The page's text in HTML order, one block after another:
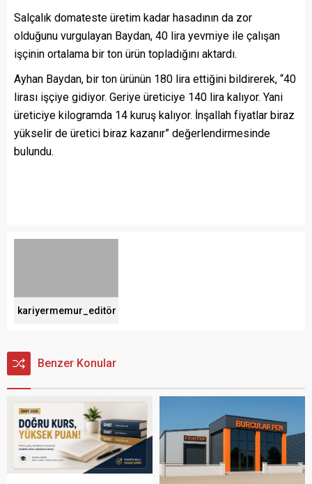
Salçalık domateste üretim kadar hasadının da zor
olduğunu vurgulayan Baydan, 40 lira yevmiye ile çalışan
işçinin ortalama bir ton ürün topladığını aktardı.
Ayhan Baydan, bir ton ürünün 180 lira ettiğini bildirerek, “40
lirası işçiye gidiyor. Geriye üreticiye 140 lira kalıyor. Yani
üreticiye kilogramda 14 kuruş kalıyor. İnşallah fiyatlar biraz
yükselir de üretici biraz kazanır” değerlendirmesinde
bulundu.
kariyermemur_editör
Benzer Konular